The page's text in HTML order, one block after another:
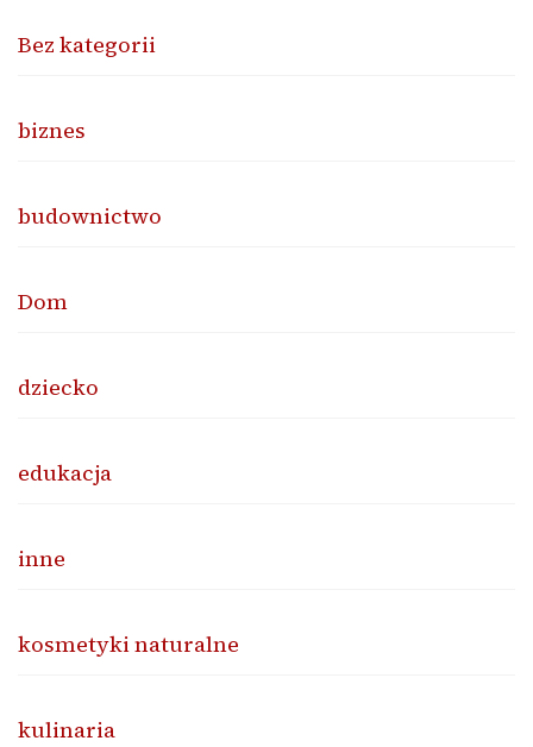
Bez kategorii
biznes
budownictwo
Dom
dziecko
edukacja
inne
kosmetyki naturalne
kulinaria